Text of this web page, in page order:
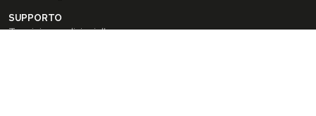
SUPPORTO
Termini e condizioni d'uso